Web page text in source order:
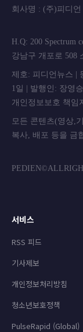
회사명 : (
H.Q: 200 Spectrum
강남구 개포로 508
제호: 피디언뉴스 |
1일 | 발행인: 장영
개인정보보호 책임
모든 콘텐츠(영상,
복사,
서비스
RSS 피드
기사제보
개인정보처리방침
청소년보호정책
PulseRapid (Global)